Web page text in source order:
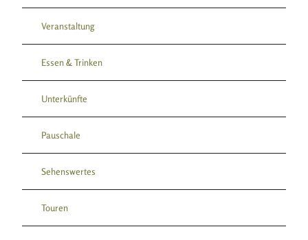
Veranstaltung
Essen & Trinken
Unterkünfte
Pauschale
Sehenswertes
Touren